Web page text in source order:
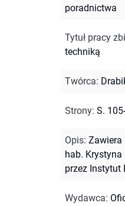
poradnictwa
Tytuł pracy
techniką
Twórca:
Strony: S.
Opis: Zawiera
hab. Krystyna
przez Instytut
Wydawca: